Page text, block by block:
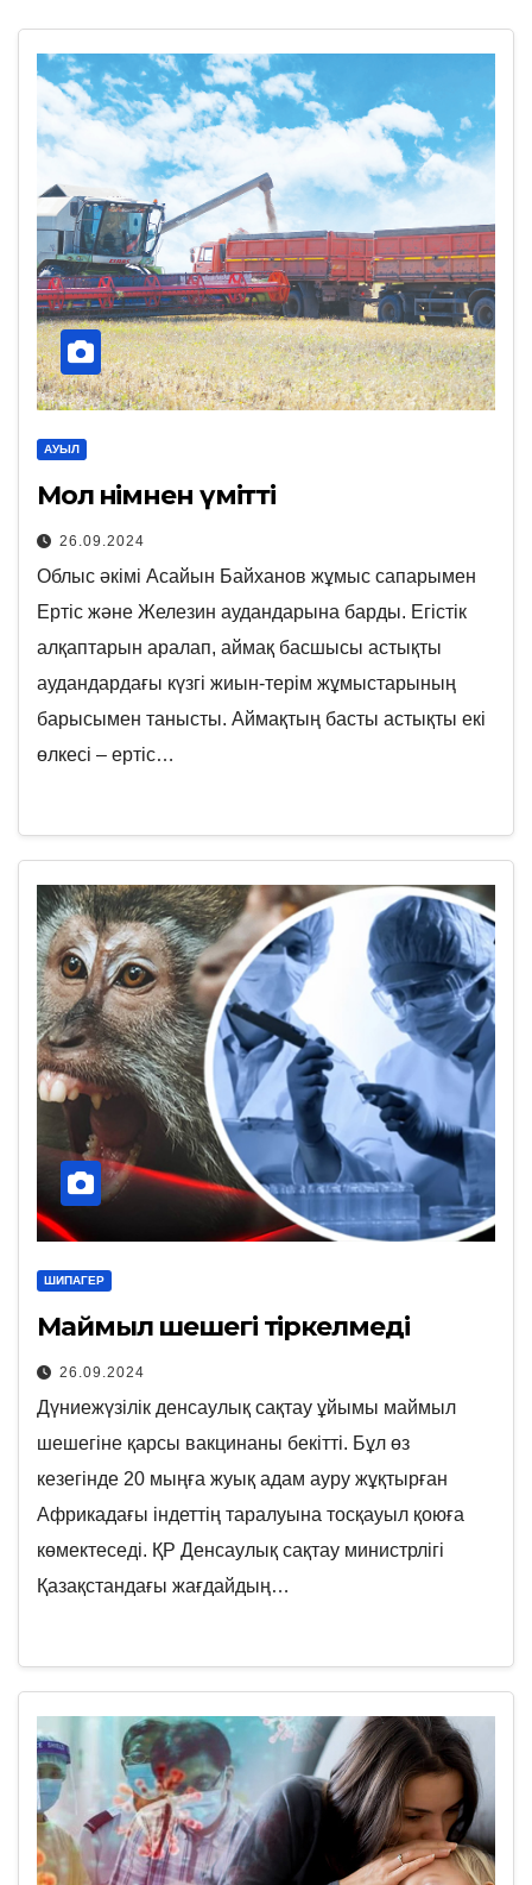
АУЫЛ
Мол өнімнен үмітті
26.09.2024
Облыс әкімі Асайын Байханов жұмыс сапарымен
Ертіс және Железин аудандарына барды. Егістік
алқаптарын аралап, аймақ басшысы астықты
аудандардағы күзгі жиын-терім жұмыстарының
барысымен танысты. Аймақтың басты астықты екі
өлкесі – ертіс…
ШИПАГЕР
Маймыл шешегі тіркелмеді
26.09.2024
Дүниежүзілік денсаулық сақтау ұйымы маймыл
шешегіне қарсы вакцинаны бекітті. Бұл өз
кезегінде 20 мыңға жуық адам ауру жұқтырған
Африкадағы індеттің таралуына тосқауыл қоюға
көмектеседі. ҚР Денсаулық сақтау министрлігі
Қазақстандағы жағдайдың…